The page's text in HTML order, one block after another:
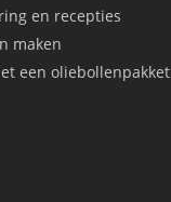
en recepties
maken
een oliebollenpakket